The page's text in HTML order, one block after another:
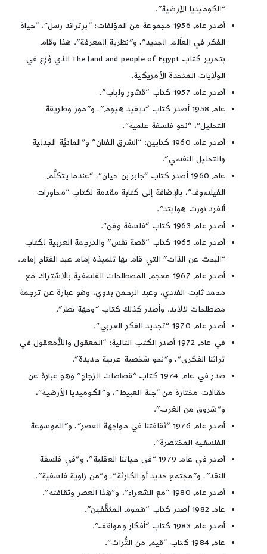
“الكوميديا الأرضية”.
أصدر عام 1956 مجموعة من المؤلفات: “برتراند رسل”، “حياة
الفكر في العاَلم الجديد”، و”نظرية المعرفة”. هذا وقام
بتحرير كتاب The land and people of Egypt الذي وُزِع في
الولايات المتحدة الأمريكية.
أصدر عام 1957 كتاب “قشور ولباب”.
عام 1958 أصدر كتاب “ديفيد هيوم”، و”مور وطريقة
التحليل”، “نحو فلسفة علمية”.
أصدر عام 1960 كتابين: “الشرق الفنان” و”الماديَّة الجدلية
والتحليل النفسي”.
عام 1960 أصدر كتاب “جابر بن حيان”، “عندما يتكلَّم
الفيلسوف”، بالإضافة إلى كتابة مقدمة لكتاب “محاورات
ألفرد نورث هوايتد”.
أصدر عام 1963 كتاب “فلسفة وفن”.
أصدر عام 1965 كتاب “قصة نفس” والترجمة العربية لكتاب
“البحث عن الذات” التي قام بها تلميذه إمام عبد الفتاح إمام.
أصدر عام 1967 معجم المصطلحات الفلسفية بالاشتراك مع
محمد ثابت الفندي، وعبد الرحمن بدوي، وهو عبارة عن ترجمة
مصطلحات لالاند. وأصدر كذلك كتاب “وجهة نظر”.
أصدر عام 1970 “تجديد الفكر العربي”.
في عام 1972 أصدر الكتب التالية: “المعقول واللاَّمعقول في
تراثنا الفكري”، و”نحو شخصية عربية جديدة”.
صدر في عام 1974 كتاب “قصاصات الزجاج” وهو عبارة عن
مقالات مختارة من “جنة العبيط”، و”الكوميديا الأرضية”،
و”شروق من الغرب”.
أصدر عام 1976 “ثقافتنا في مواجهة العصر”، و”الموسوعة
الفلسفية المختصرة”.
أصدر في عام 1979 “في حياتنا العقلية”، و”في فلسفة
النقد”، و”مجتمع جديد أو الكارثة”، و”من زاوية فلسفية”.
أصدر عام 1980 “مع الشعراء”، و”هذا العصر وثقافته”.
عام 1982 أصدر كتاب “هموم المثقَّفين”.
أصدر عام 1983 كتاب “أفكار ومواقف”.
عام 1984 كتاب “قيم من التُّراث”.